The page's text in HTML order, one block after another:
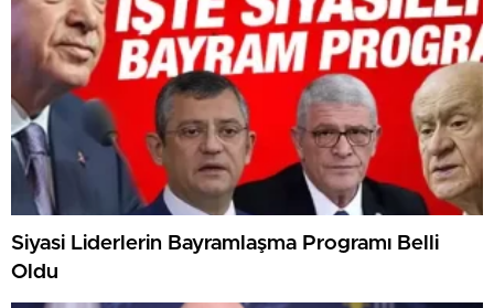
Siyasi Liderlerin Bayramlaşma Programı Belli
Oldu